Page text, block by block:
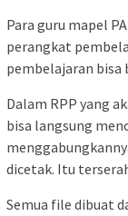
Para guru mapel
perangkat
pembelajaran bisa
Dalam RPP yang
bisa langsung
dicetak. Itu
Semua file dibuat